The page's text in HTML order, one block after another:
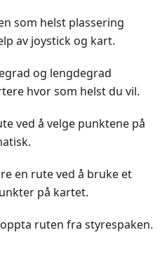
som helst plassering
av joystick og kart.
og lengdegrad
hvor som helst du vil.
ved å velge punktene på
en rute ved å bruke et
på kartet.
ruten fra styrespaken.